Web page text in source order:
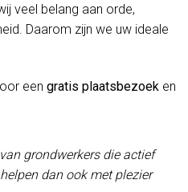
veel belang aan orde,
Daarom zijn we uw ideale
een gratis plaatsbezoek en
grondwerkers die actief
dan ook met plezier